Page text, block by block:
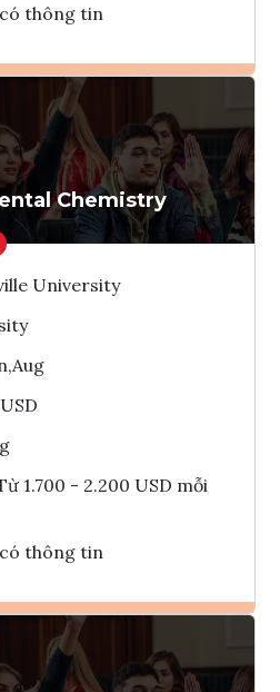
thông tin
Ghi danh
Tham vấn Interlink
Chemistry
University
1.700 - 2.200 USD mỗi
thông tin
Ghi danh